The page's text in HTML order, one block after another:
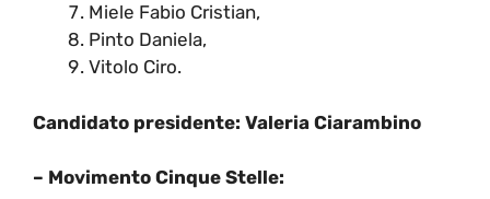
Miele Fabio Cristian,
Pinto Daniela,
Vitolo Ciro.
Candidato presidente: Valeria Ciarambino
– Movimento Cinque Stelle: